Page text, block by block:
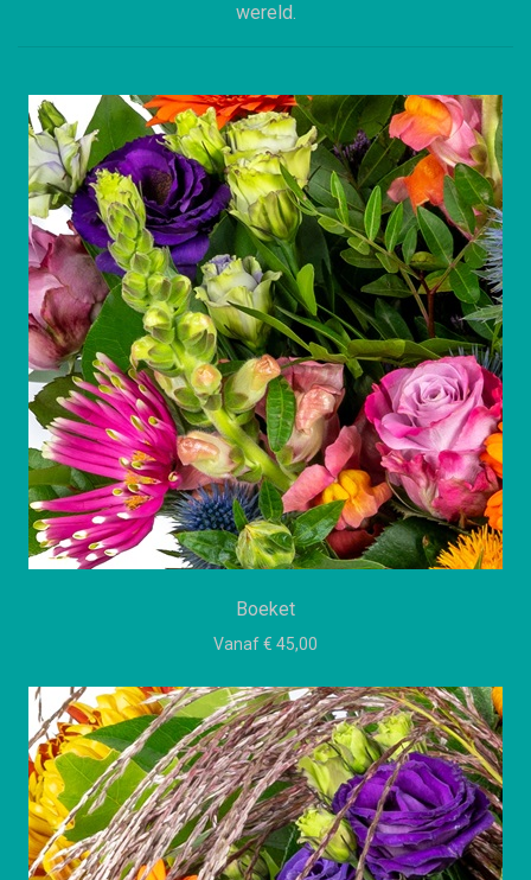
wereld.
Boeket
Vanaf € 45,00